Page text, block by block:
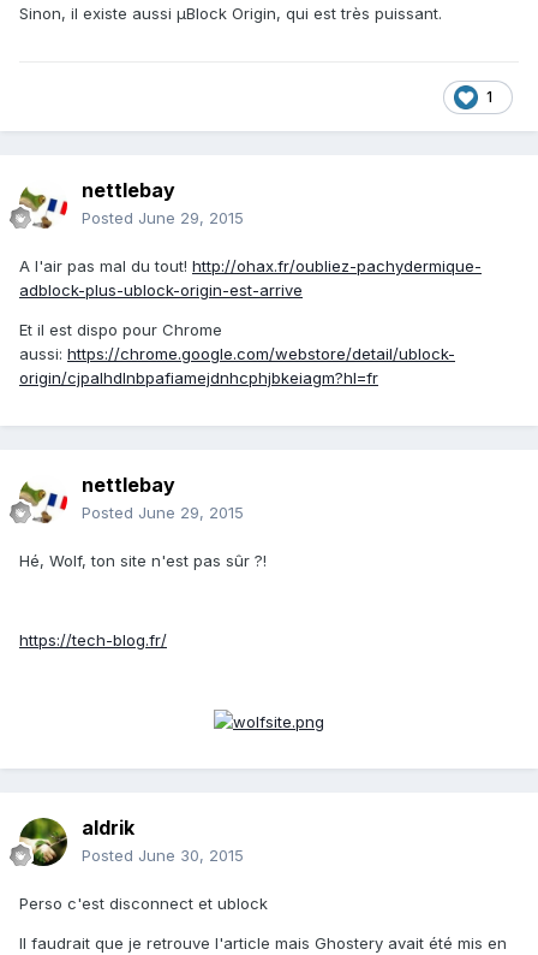
Sinon, il existe aussi µBlock Origin, qui est très puissant.
1
nettlebay
Posted June 29, 2015
A l'air pas mal du tout! http://ohax.fr/oubliez-pachydermique-
adblock-plus-ublock-origin-est-arrive
Et il est dispo pour Chrome
aussi: https://chrome.google.com/webstore/detail/ublock-
origin/cjpalhdlnbpafiamejdnhcphjbkeiagm?hl=fr
nettlebay
Posted June 29, 2015
Hé, Wolf, ton site n'est pas sûr ?!
https://tech-blog.fr/
aldrik
Posted June 30, 2015
Perso c'est disconnect et ublock
Il faudrait que je retrouve l'article mais Ghostery avait été mis en